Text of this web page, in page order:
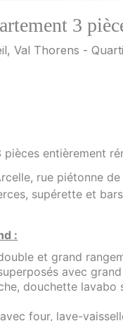
3
Val Thorens -
entièrement
rue piétonne
supérette et
:
et grand
avec
douchette lavabo
four, lave-